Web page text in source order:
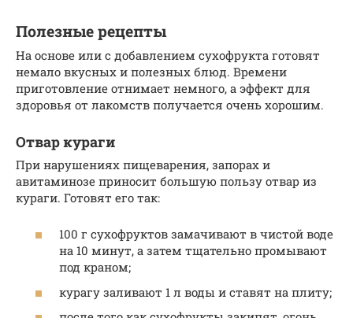
Полезные рецепты
На основе или с добавлением сухофрукта готовят
немало вкусных и полезных блюд. Времени
приготовление отнимает немного, а эффект для
здоровья от лакомств получается очень хорошим.
Отвар кураги
При нарушениях пищеварения, запорах и
авитаминозе приносит большую пользу отвар из
кураги. Готовят его так:
100 г сухофруктов замачивают в чистой воде
на 10 минут, а затем тщательно промывают
под краном;
курагу заливают 1 л воды и ставят на плиту;